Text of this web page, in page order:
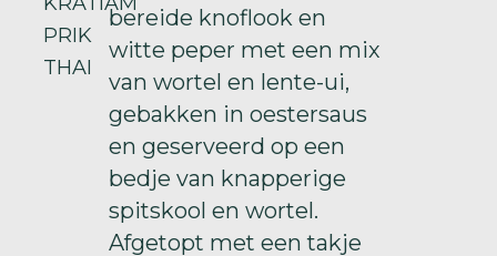
bereide knoflook en
witte peper met een mix
van wortel en lente-ui,
gebakken in oestersaus
en geserveerd op een
bedje van knapperige
spitskool en wortel.
Afgetopt met een takje